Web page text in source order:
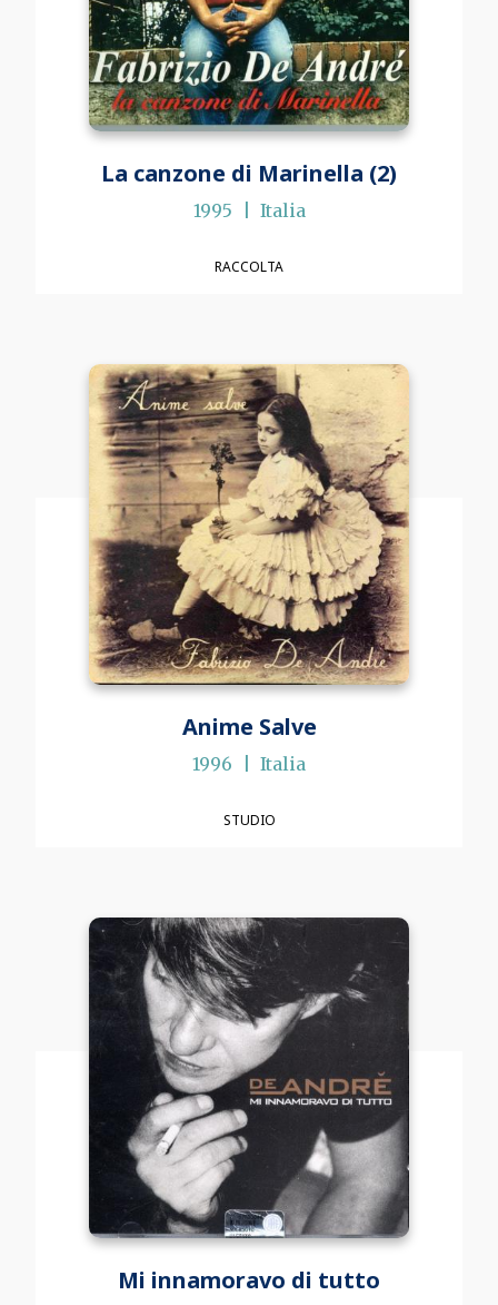
La canzone di Marinella (2)
1995 Italia
RACCOLTA
Anime Salve
1996 Italia
STUDIO
Mi innamoravo di tutto